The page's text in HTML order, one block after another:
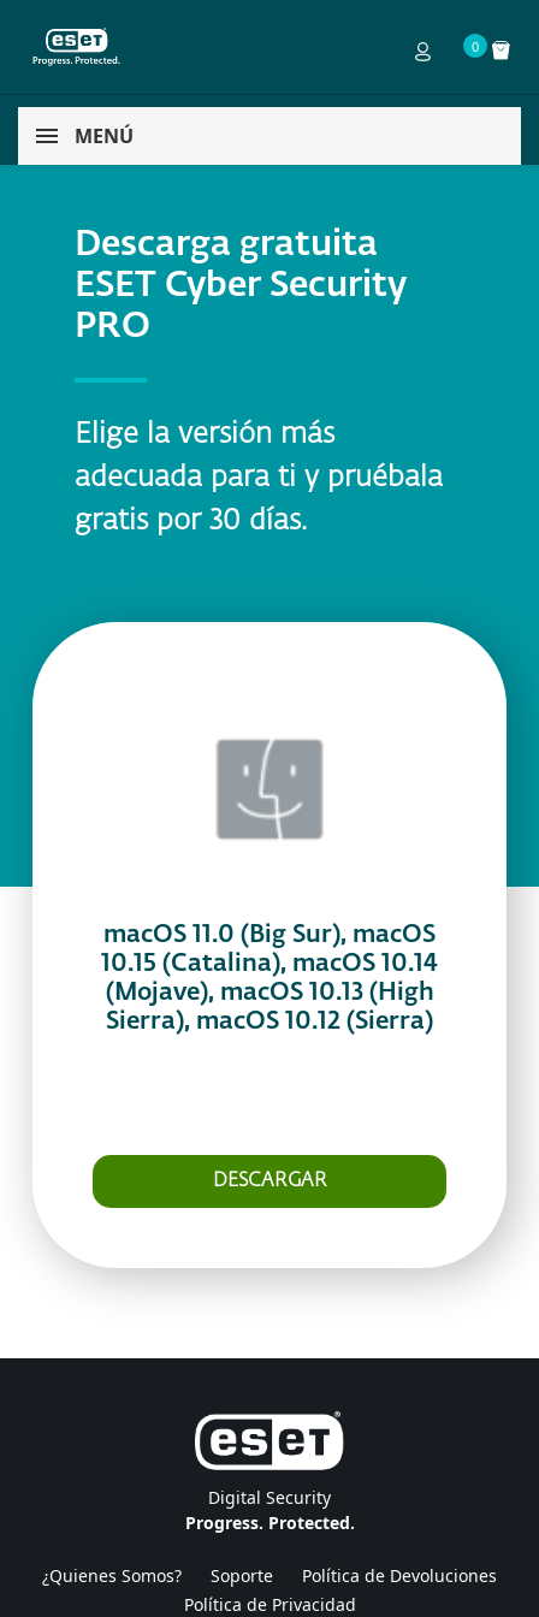
0
MENÚ
Descarga gratuita
ESET Cyber Security
PRO
Elige la versión más
adecuada para ti y pruébala
gratis por 30 días.
macOS 11.0 (Big Sur), macOS
10.15 (Catalina), macOS 10.14
(Mojave), macOS 10.13 (High
Sierra), macOS 10.12 (Sierra)
DESCARGAR
Digital Security
Progress. Protected.
¿Quienes Somos? Soporte
Política de Devoluciones
Política de Privacidad